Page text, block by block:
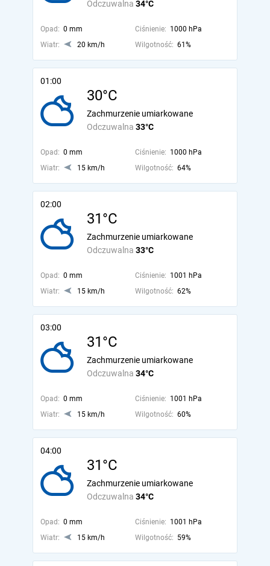
Odczuwalna 34°C
Opad: 0 mm Ciśnienie: 1000 hPa
Wiatr:
20 km/h Wilgotność: 61%
01:00
30°C
Odczuwalna 33°C
Zachmurzenie umiarkowane
Opad: 0 mm Ciśnienie: 1000 hPa
Wiatr:
15 km/h Wilgotność: 64%
02:00
31°C
Odczuwalna 33°C
Zachmurzenie umiarkowane
Opad: 0 mm Ciśnienie: 1001 hPa
Wiatr:
15 km/h Wilgotność: 62%
03:00
31°C
Odczuwalna 34°C
Zachmurzenie umiarkowane
Opad: 0 mm Ciśnienie: 1001 hPa
Wiatr:
15 km/h Wilgotność: 60%
04:00
31°C
Odczuwalna 34°C
Zachmurzenie umiarkowane
Opad: 0 mm Ciśnienie: 1001 hPa
Wiatr:
15 km/h Wilgotność: 59%